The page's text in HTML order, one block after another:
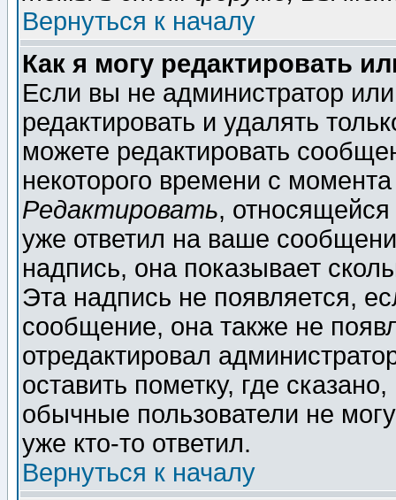
Вернуться к началу
Как я могу редактировать
Если вы не администратор
редактировать и удалять
можете редактировать
некоторого времени с
Редактировать,
уже ответил на ваше
надпись, она показывает
Эта надпись не появляется,
сообщение, она также не
отредактировал
оставить пометку, где
обычные пользователи не
уже кто-то ответил.
Вернуться к началу